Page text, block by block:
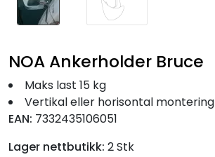
NOA Ankerholder Bruce
Maks last 15 kg
Vertikal eller horisontal montering
EAN: 7332435106051
Lager nettbutikk: 2 Stk